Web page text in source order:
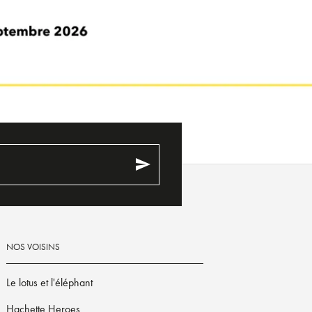
send
NOS VOISINS
Le lotus et l'éléphant